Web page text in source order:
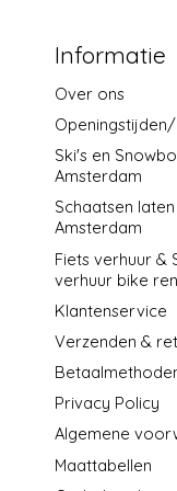
Informatie
Over ons
Ski's en
Amsterdam
Schaatsen
Amsterdam
Fiets verhuur &
verhuur bike
Klantenservice
Verzenden &
Privacy Policy
Algemene
Maattabellen